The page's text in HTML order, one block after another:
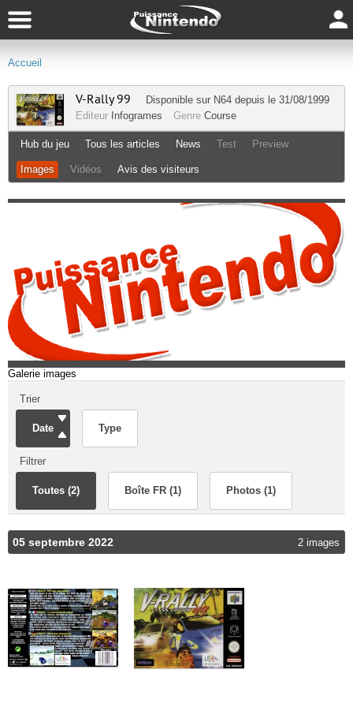
Accueil
V-Rally 99 Disponible sur N64 depuis le 31/08/1999
Editeur Infogrames Genre Course
Hub du jeu Tous les articles News Test Preview
Images Vidéos Avis des visiteurs
Galerie images
Trier
Date Type
Filtrer
Toutes (2) Boîte FR (1) Photos (1)
05 septembre 2022 2 images